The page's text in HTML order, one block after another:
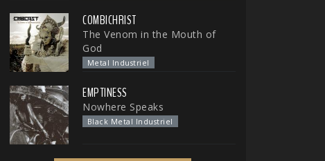
COMBICHRIST
The Venom in the Mouth of
God
Metal Industriel
EMPTINESS
Nowhere Speaks
Black Metal Industriel